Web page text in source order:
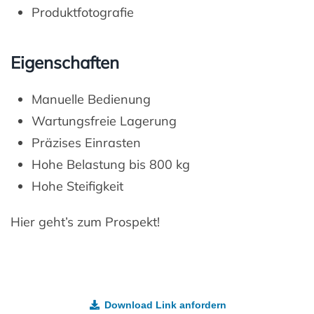
Produktfotografie
Eigenschaften
Manuelle Bedienung
Wartungsfreie Lagerung
Präzises Einrasten
Hohe Belastung bis 800 kg
Hohe Steifigkeit
Hier geht’s zum Prospekt!
Download Link anfordern